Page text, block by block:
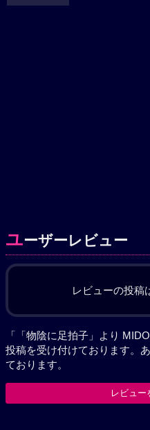
ユーザーレビュー
レビューの投稿
「「物陰に足拍子」より
投稿を受け付けております。
ております。
レビュー